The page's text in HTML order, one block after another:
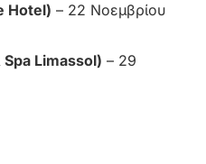
Hotel) – 22 Νοεμβρίου
Limassol) – 29